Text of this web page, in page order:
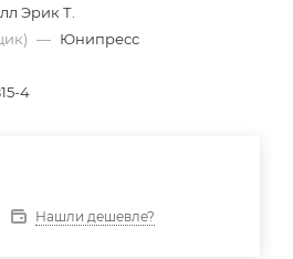
Эрик Т.
— Юнипресс
4
Нашли дешевле?